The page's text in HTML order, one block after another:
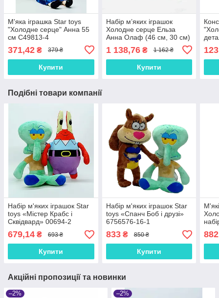
М'яка іграшка Star toys
"Холодне серце" Анна 55
см C49813-4
371,42 ₴ 379 ₴
Купити
Набір м’яких іграшок
Холодне серце Ельза
Анна Олаф (46 см, 30 см)
— плюшеві герої Frozen,
арт. C49813-23
1 138,76₴ 1 162 ₴
Купити
Подібні товари компанії
Набір м'яких іграшок Star
toys «Містер Крабс і
Сквідвард» 00694-2
679,14 ₴ 693 ₴
Купити
Набір м'яких іграшок Star
toys «Спанч Боб і друзі»
6756576-16-1
833₴ 850 ₴
Купити
882
Акційні пропозиції та новинки
–2% –2%